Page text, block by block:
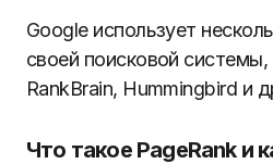
Google использует
своей поисковой
RankBrain, Hummingbird и
Что такое PageRank и